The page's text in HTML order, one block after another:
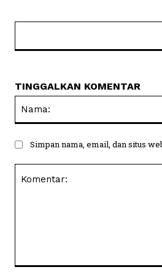
TINGGALKAN KOMENTAR
Simpan nama, email, dan situs